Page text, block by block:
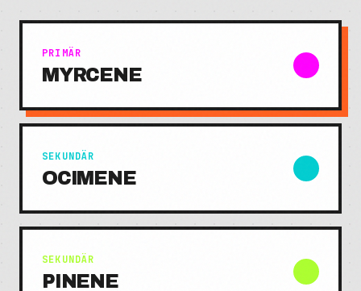
PRIMÄR
MYRCENE
SEKUNDÄR
OCIMENE
SEKUNDÄR
PINENE